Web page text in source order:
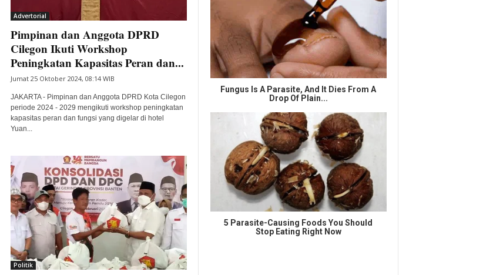
Advertorial
Pimpinan dan Anggota DPRD
Cilegon Ikuti Workshop
Peningkatan Kapasitas Peran dan...
Jumat 25 Oktober 2024, 08:14 WIB
JAKARTA - Pimpinan dan Anggota DPRD Kota Cilegon
periode 2024 - 2029 mengikuti workshop peningkatan
kapasitas peran dan fungsi yang digelar di hotel
Yuan...
Politik
Fungus Is A Parasite, And It Dies From A
Drop Of Plain...
5 Parasite-Causing Foods You Should
Stop Eating Right Now